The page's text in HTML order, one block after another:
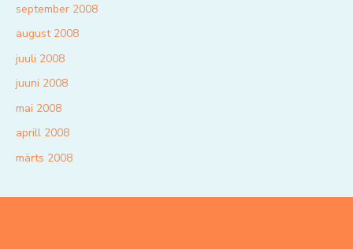
september 2008
august 2008
juuli 2008
juuni 2008
mai 2008
aprill 2008
märts 2008